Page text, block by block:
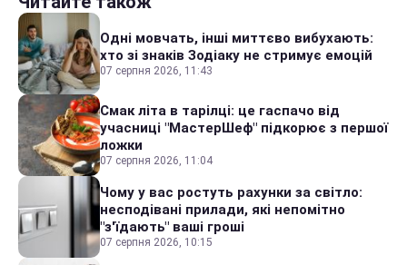
Одні мовчать, інші миттєво вибухають:
хто зі знаків Зодіаку не стримує емоцій
07 серпня 2026, 11:43
Смак літа в тарілці: це гаспачо від
учасниці "МастерШеф" підкорює з першої
ложки
07 серпня 2026, 11:04
Чому у вас ростуть рахунки за світло:
несподівані прилади, які непомітно
"з'їдають" ваші гроші
07 серпня 2026, 10:15